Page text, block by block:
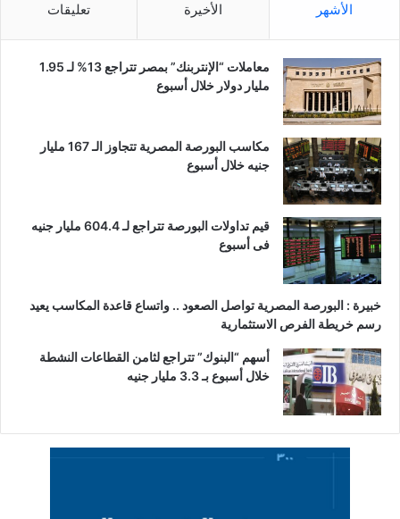
الأشهر الأخيرة تعليقات
معاملات “الإنتربنك” بمصر تتراجع 13% لـ 1.95
مليار دولار خلال أسبوع
مكاسب البورصة المصرية تتجاوز الـ 167 مليار
جنيه خلال أسبوع
قيم تداولات البورصة تتراجع لـ 604.4 مليار جنيه
فى أسبوع
خبيرة : البورصة المصرية تواصل الصعود .. واتساع قاعدة المكاسب يعيد
رسم خريطة الفرص الاستثمارية
أسهم “البنوك” تتراجع لثامن القطاعات النشطة
خلال أسبوع بـ 3.3 مليار جنيه